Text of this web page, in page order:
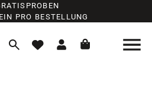
PRO BESTELLUNG